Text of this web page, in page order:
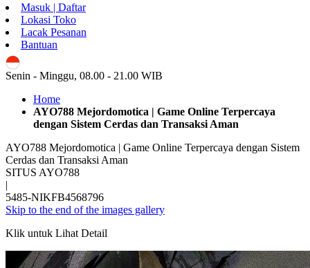
Masuk | Daftar
Lokasi Toko
Lacak Pesanan
Bantuan
Senin - Minggu, 08.00 - 21.00 WIB
Home
AYO788 Mejordomotica | Game Online Terpercaya
dengan Sistem Cerdas dan Transaksi Aman
AYO788 Mejordomotica | Game Online Terpercaya dengan Sistem
Cerdas dan Transaksi Aman
SITUS AYO788
|
5485-NIKFB4568796
Skip to the end of the images gallery
Klik untuk Lihat Detail